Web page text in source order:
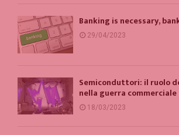
Banking is necessary,
29/04/2023
Semiconduttori: il ruolo
nella guerra commerciale
18/03/2023